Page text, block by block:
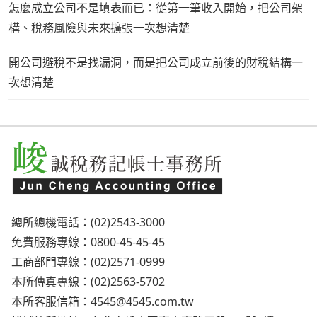
怎麼成立公司不是填表而已：從第一筆收入開始，把公司架
構、稅務風險與未來擴張一次想清楚
開公司避稅不是找漏洞，而是把公司成立前後的財稅結構一
次想清楚
總所總機電話：(02)2543-3000
免費服務專線：0800-45-45-45
工商部門專線：(02)2571-0999
本所傳真專線：(02)2563-5702
本所客服信箱： 4545@4545.com.tw